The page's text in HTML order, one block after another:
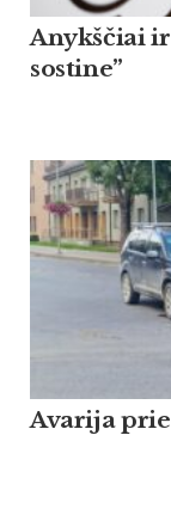
Anykščiai
sostine”
Avarija prie